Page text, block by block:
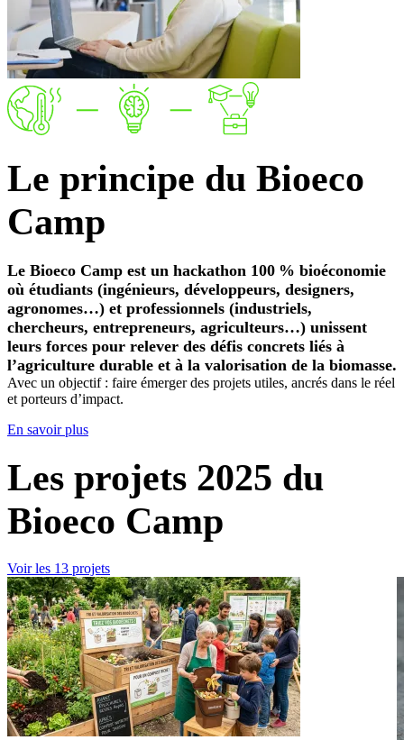
Le principe du Bioeco
Camp
Le Bioeco Camp est un hackathon 100 % bioéconomie
où étudiants (ingénieurs, développeurs, designers,
agronomes…) et professionnels (industriels,
chercheurs, entrepreneurs, agriculteurs…) unissent
leurs forces pour relever des défis concrets liés à
l’agriculture durable et à la valorisation de la biomasse.
Avec un objectif : faire émerger des projets utiles, ancrés dans le réel
et porteurs d’impact.
En savoir plus
Les projets 2025 du
Bioeco Camp
Voir les 13 projets